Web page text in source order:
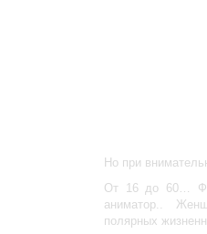
Но при
От 16 до 60…
аниматор..
полярных